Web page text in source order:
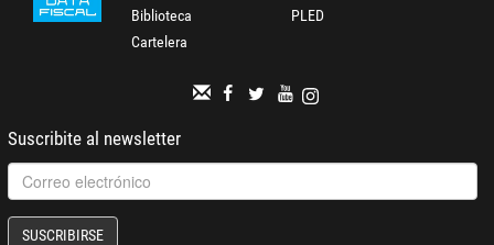
Biblioteca
Cartelera
PLED
Suscribite al newsletter
SUSCRIBIRSE